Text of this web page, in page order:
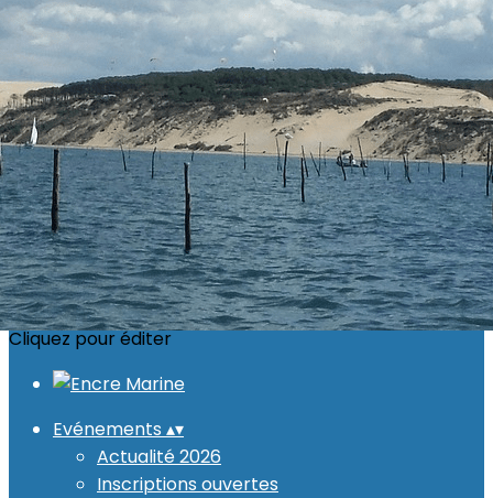
Menu
<
>
Actualité 2026
Inscriptions ouvertes
Calendrier
Photos
Recettes
Ajoutez un logo, un bouton, des réseaux sociaux
Cliquez pour éditer
Evénements ▴▾
Actualité 2026
Inscriptions ouvertes